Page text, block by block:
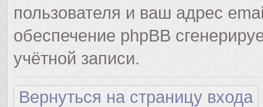
пользователя и ваш адрес
обеспечение phpBB
учётной записи.
Вернуться на страницу входа